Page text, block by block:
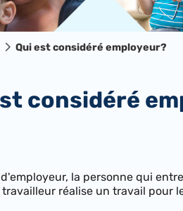
Qui est considéré employeur?
considéré
la personne qui
travailleur réalise un travail pour